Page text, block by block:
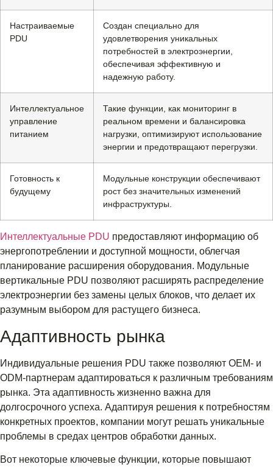
Настраиваемые
PDU
Создан специально для
удовлетворения уникальных
потребностей в электроэнергии,
обеспечивая эффективную и
надежную работу.
Интеллектуальное
управление
питанием
Такие функции, как мониторинг в
реальном времени и балансировка
нагрузки, оптимизируют использование
энергии и предотвращают перегрузки.
Готовность к
будущему
Модульные конструкции обеспечивают
рост без значительных изменений
инфраструктуры.
Интеллектуальные PDU предоставляют информацию об
энергопотреблении и доступной мощности, облегчая
планирование расширения оборудования. Модульные
вертикальные PDU позволяют расширять распределение
электроэнергии без замены целых блоков, что делает их
разумным выбором для растущего бизнеса.
Адаптивность рынка
Индивидуальные решения PDU также позволяют OEM- и
ODM-партнерам адаптироваться к различным требованиям
рынка. Эта адаптивность жизненно важна для
долгосрочного успеха. Адаптируя решения к потребностям
конкретных проектов, компании могут решать уникальные
проблемы в средах центров обработки данных.
Вот некоторые ключевые функции, которые повышают